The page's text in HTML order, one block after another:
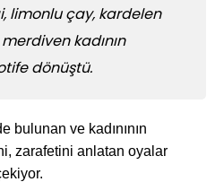
limonlu çay, kardelen
kadının
dönüştü.
bulunan ve kadınının
zarafetini anlatan oyalar